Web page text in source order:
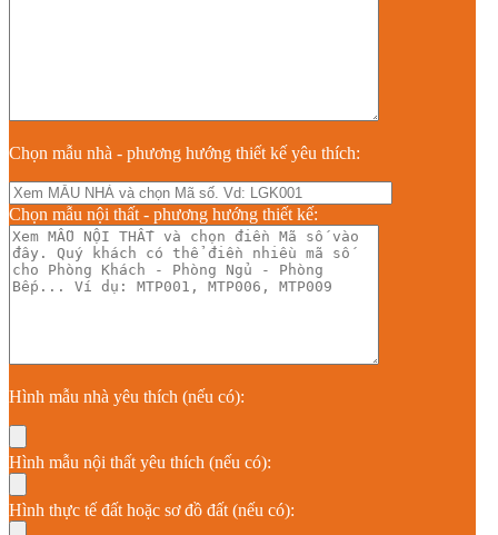
Chọn mẫu nhà - phương hướng thiết kế yêu thích:
Chọn mẫu nội thất - phương hướng thiết kế:
Hình mẫu nhà yêu thích (nếu có):
Hình mẫu nội thất yêu thích (nếu có):
Hình thực tế đất hoặc sơ đồ đất (nếu có):